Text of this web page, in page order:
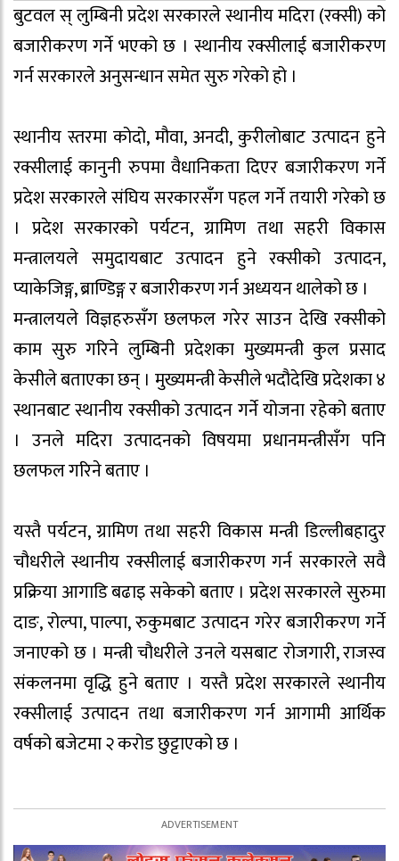
बुटवल स् लुम्बिनी प्रदेश सरकारले स्थानीय मदिरा (रक्सी) को
बजारीकरण गर्ने भएको छ । स्थानीय रक्सीलाई बजारीकरण
गर्न सरकारले अनुसन्धान समेत सुरु गरेको हो ।
स्थानीय स्तरमा कोदो, मौवा, अनदी, कुरीलोबाट उत्पादन हुने
रक्सीलाई कानुनी रुपमा वैधानिकता दिएर बजारीकरण गर्ने
प्रदेश सरकारले संघिय सरकारसँग पहल गर्ने तयारी गरेको छ
। प्रदेश सरकारको पर्यटन, ग्रामिण तथा सहरी विकास
मन्त्रालयले समुदायबाट उत्पादन हुने रक्सीको उत्पादन,
प्याकेजिङ्ग, ब्राण्डिङ्ग र बजारीकरण गर्न अध्ययन थालेको छ ।
मन्त्रालयले विज्ञहरुसँग छलफल गरेर साउन देखि रक्सीको
काम सुरु गरिने लुम्बिनी प्रदेशका मुख्यमन्त्री कुल प्रसाद
केसीले बताएका छन् । मुख्यमन्त्री केसीले भदौदेखि प्रदेशका ४
स्थानबाट स्थानीय रक्सीको उत्पादन गर्ने योजना रहेको बताए
। उनले मदिरा उत्पादनको विषयमा प्रधानमन्त्रीसँग पनि
छलफल गरिने बताए ।
यस्तै पर्यटन, ग्रामिण तथा सहरी विकास मन्त्री डिल्लीबहादुर
चौधरीले स्थानीय रक्सीलाई बजारीकरण गर्न सरकारले सवै
प्रक्रिया आगाडि बढाइ सकेको बताए । प्रदेश सरकारले सुरुमा
दाङ, रोल्पा, पाल्पा, रुकुमबाट उत्पादन गरेर बजारीकरण गर्ने
जनाएको छ । मन्त्री चौधरीले उनले यसबाट रोजगारी, राजस्व
संकलनमा वृद्धि हुने बताए । यस्तै प्रदेश सरकारले स्थानीय
रक्सीलाई उत्पादन तथा बजारीकरण गर्न आगामी आर्थिक
वर्षको बजेटमा २ करोड छुट्टाएको छ ।